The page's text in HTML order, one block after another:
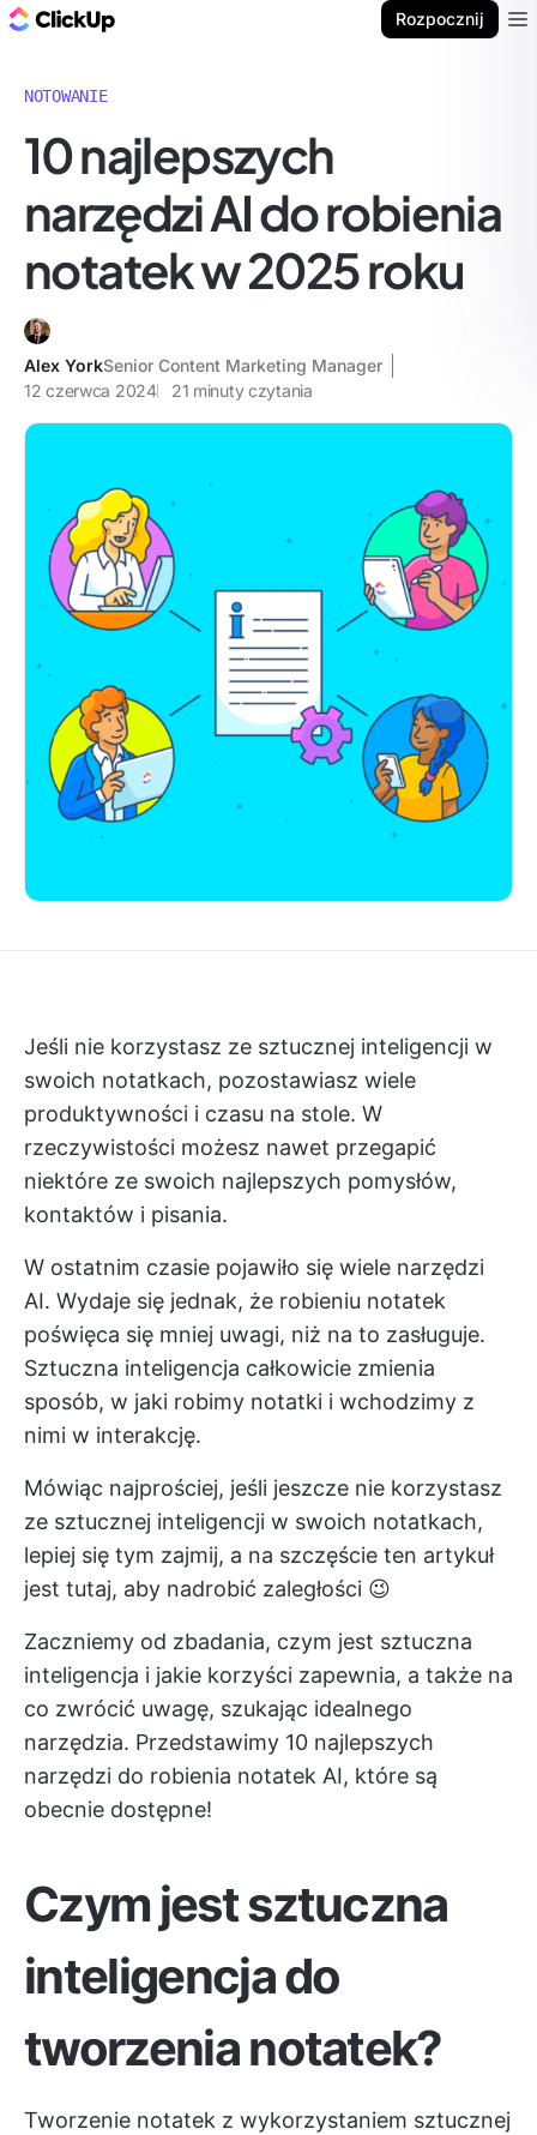
Rozpocznij
NOTOWANIE
10 najlepszych
narzędzi AI do robienia
notatek w 2025 roku
Alex YorkSenior Content Marketing Manager
12 czerwca 2024
21 minuty czytania
Jeśli nie korzystasz ze sztucznej inteligencji w
swoich notatkach, pozostawiasz wiele
produktywności i czasu na stole. W
rzeczywistości możesz nawet przegapić
niektóre ze swoich najlepszych pomysłów,
kontaktów i pisania.
W ostatnim czasie pojawiło się wiele narzędzi
AI. Wydaje się jednak, że robieniu notatek
poświęca się mniej uwagi, niż na to zasługuje.
Sztuczna inteligencja całkowicie zmienia
sposób, w jaki robimy notatki i wchodzimy z
nimi w interakcję.
Mówiąc najprościej, jeśli jeszcze nie korzystasz
ze sztucznej inteligencji w swoich notatkach,
lepiej się tym zajmij, a na szczęście ten artykuł
jest tutaj, aby nadrobić zaległości 😉
Zaczniemy od zbadania, czym jest sztuczna
inteligencja i jakie korzyści zapewnia, a także na
co zwrócić uwagę, szukając idealnego
narzędzia. Przedstawimy 10 najlepszych
narzędzi do robienia notatek AI, które są
obecnie dostępne!
Czym jest sztuczna
inteligencja do
tworzenia notatek?
Tworzenie notatek z wykorzystaniem sztucznej